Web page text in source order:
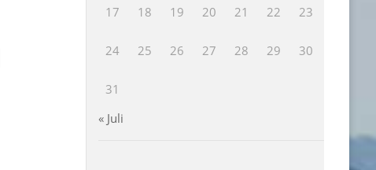
17 18 19 20 21 22 23
24 25 26 27 28 29 30
31
« Juli